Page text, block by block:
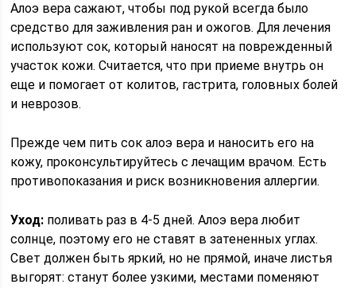
Алоэ вера сажают, чтобы под рукой всегда было
средство для заживления ран и ожогов. Для лечения
используют сок, который наносят на поврежденный
участок кожи. Считается, что при приеме внутрь он
еще и помогает от колитов, гастрита, головных болей
и неврозов.
Прежде чем пить сок алоэ вера и наносить его на
кожу, проконсультируйтесь с лечащим врачом. Есть
противопоказания и риск возникновения аллергии.
Уход: поливать раз в 4-5 дней. Алоэ вера любит
солнце, поэтому его не ставят в затененных углах.
Свет должен быть яркий, но не прямой, иначе листья
выгорят: станут более узкими, местами поменяют